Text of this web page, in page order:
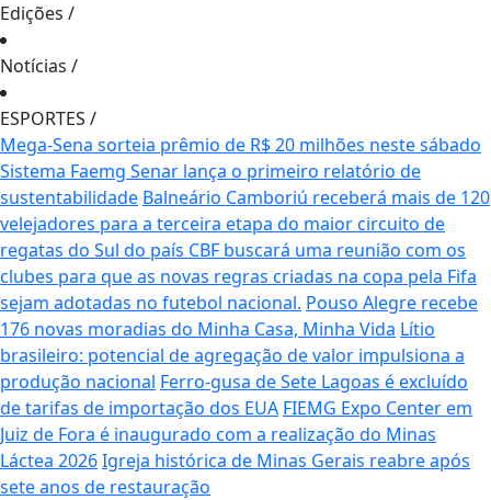
Edições /
Notícias /
ESPORTES /
Mega-Sena sorteia prêmio de R$ 20 milhões neste sábado
Sistema Faemg Senar lança o primeiro relatório de
sustentabilidade Balneário Camboriú receberá mais de 120
velejadores para a terceira etapa do maior circuito de
regatas do Sul do país CBF buscará uma reunião com os
clubes para que as novas regras criadas na copa pela Fifa
sejam adotadas no futebol nacional. Pouso Alegre recebe
176 novas moradias do Minha Casa, Minha Vida Lítio
brasileiro: potencial de agregação de valor impulsiona a
produção nacional Ferro-gusa de Sete Lagoas é excluído
de tarifas de importação dos EUA FIEMG Expo Center em
Juiz de Fora é inaugurado com a realização do Minas
Láctea 2026Igreja histórica de Minas Gerais reabre após
sete anos de restauração